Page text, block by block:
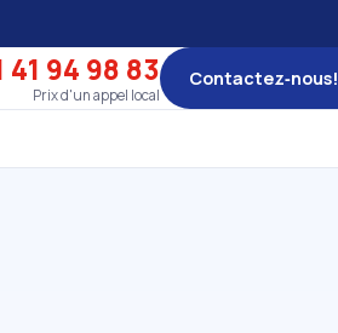
41 94 98 83
Prix d'un appel local
Contactez‑nous!